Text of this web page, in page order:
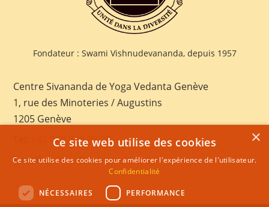
Fondateur : Swami Vishnudevananda, depuis 1957
Centre Sivananda de Yoga Vedanta Genève
1, rue des Minoteries / Augustins
1205 Genève
+41 022 328 03 28
E-mail:geneva@sivananda.net
×
Ce site web utilise des cookies
Ce site utilise des cookies pour améliorer l'expérience de l'utilisateur.
Confidentialité
NÉCESSAIRES PERFORMANCE